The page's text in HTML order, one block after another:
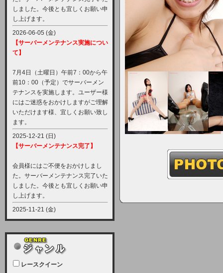
しました。今後とも宜しくお願い申
し上げます。
2026-06-05 (金)
【サーバーメンテナンス実施につい
て】
7月4日（土曜日）午前7：00から午
前10：00（予定）でサーバーメン
テナンスを実施します。ユーザー様
にはご迷惑をおかけしますがご理解
いただけます様、宜しくお願い致し
ます。
2025-12-21 (日)
【サーバーメンテナンス完了】
会員様にはご不便をおかけしまし
た。サーバーメンテナンス完了いた
しました。今後とも宜しくお願い申
し上げます。
2025-11-21 (金)
【サーバーメンテナンス実施につい
12月21日（日曜日）午前9：00か
ら午前11：00（予定）でサーバー
メンテナンスを実施します。ユーザ
レースクイーン